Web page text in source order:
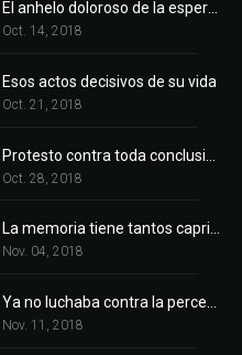
Oct. 14, 2018
Esos actos decisivos de su vida
Oct. 21, 2018
Oct. 28, 2018
La memoria tiene tantos caprichos como el carácter
Nov. 04, 2018
Ya no luchaba contra la percepción de los hechos
Nov. 11, 2018